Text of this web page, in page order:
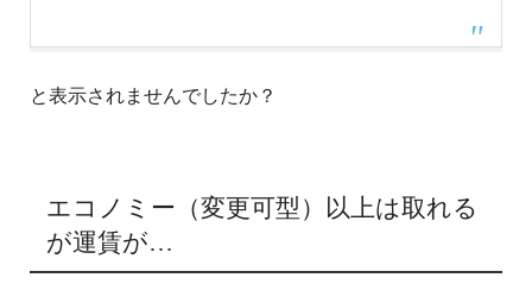
と表示されませんでしたか？
エコノミー（変更可型）以上は取れる
が運賃が…